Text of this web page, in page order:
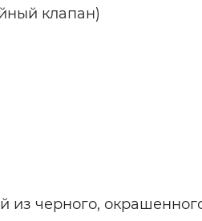
клапан)
из черного,